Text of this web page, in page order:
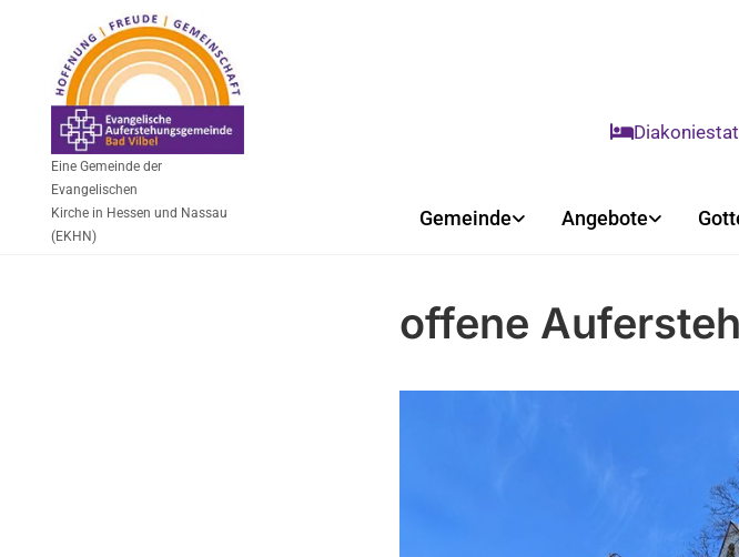
Eine Gemeinde der
Evangelischen
Kirche in Hessen und Nassau
(EKHN)

Gemeinde Angebote
offene